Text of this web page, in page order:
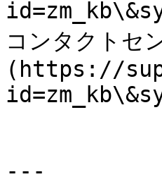
コンタクトセ
(https://
---